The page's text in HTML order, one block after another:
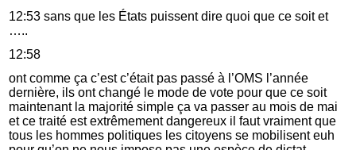
12:53 sans que les États puissent dire quoi que ce soit et
…..
12:58
ont comme ça c’est c’était pas passé à l’OMS l’année
dernière, ils ont changé le mode de vote pour que ce soit
maintenant la majorité simple ça va passer au mois de mai
et ce traité est extrêmement dangereux il faut vraiment que
tous les hommes politiques les citoyens se mobilisent euh